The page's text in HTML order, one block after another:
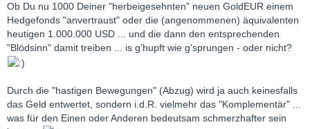
Ob Du nu 1000 Deiner "herbeigesehnten" neuen GoldEUR einem
Hedgefonds "anvertraust" oder die (angenommenen) äquivalenten
heutigen 1.000.000 USD ... und die dann den entsprechenden
"Blödsinn" damit treiben ... is g'hupft wie g'sprungen - oder nicht?
Durch die "hastigen Bewegungen" (Abzug) wird ja auch keinesfalls
das Geld entwertet, sondern i.d.R. vielmehr das "Komplementär" ...
was für den Einen oder Anderen bedeutsam schmerzhafter sein